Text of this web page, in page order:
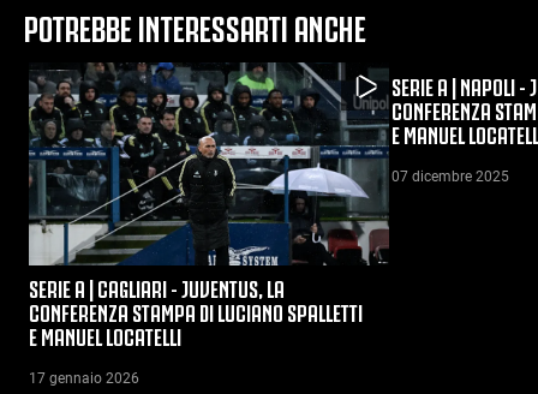
POTREBBE INTERESSARTI ANCHE
SERIE A | CAGLIARI - JUVENTUS, LA
CONFERENZA STAMPA DI LUCIANO SPALLETTI
E MANUEL LOCATELLI
17 gennaio 2026
SERIE A | NAPOLI -
CONFERENZA
E MANUEL
07 dicembre 2025